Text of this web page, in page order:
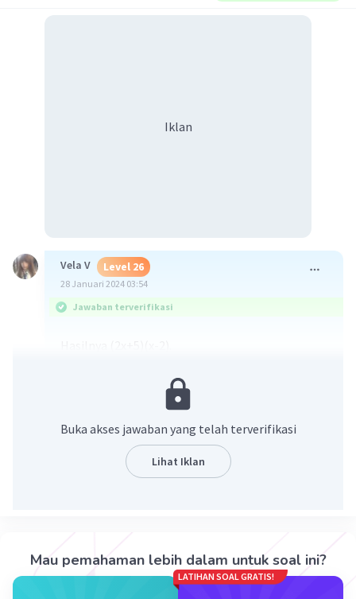
Iklan
Vela V Level 26
28 Januari 2024 03:54
Jawaban terverifikasi
=x(2x+5)-2(2x+5)
=(2x+5)(x-2)
0.0(0) Balas
Buka akses jawaban yang telah terverifikasi
Lihat Iklan
Mau pemahaman lebih dalam untuk soal ini?
LATIHAN SOAL GRATIS!